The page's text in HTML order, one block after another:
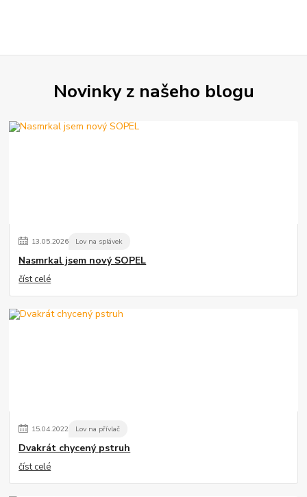
Novinky z našeho blogu
13.05.2026 Lov na splávek
Nasmrkal jsem nový SOPEL
číst celé
15.04.2022 Lov na přívlač
Dvakrát chycený pstruh
číst celé